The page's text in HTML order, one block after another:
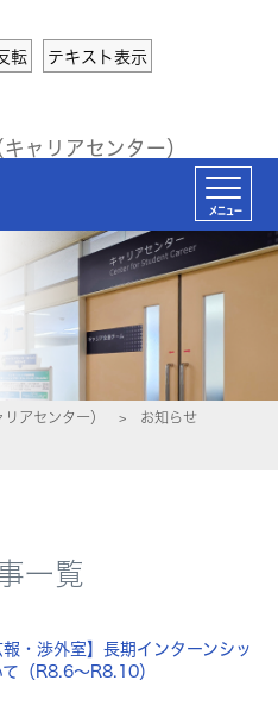
転 テキスト表示
キャリアセンター）
メニュー
アセンター） お知らせ
一覧
報・渉外室】長期インターンシッ
（R8.6〜R8.10）